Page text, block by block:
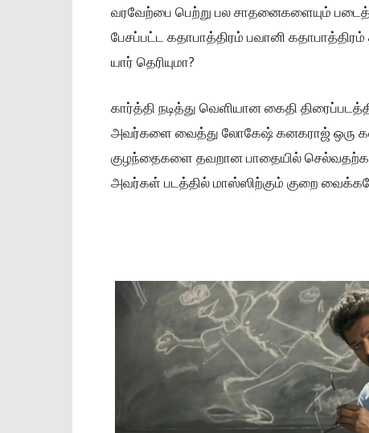
வரவேற்பை பெற்று பல சாதனைகளையும்
பேசப்பட்ட கதாபாத்திரம் பவானி
யார் தெரியுமா?
கார்த்தி நடித்து வெளியான கைதி
அவர்களை வைத்து லோகேஷ் கனகராஜ் ஒரு
குழந்தைகளை தவறான பாதையில்
அவர்கள் படத்தில் மாஸ்ஸிற்கும் குறை